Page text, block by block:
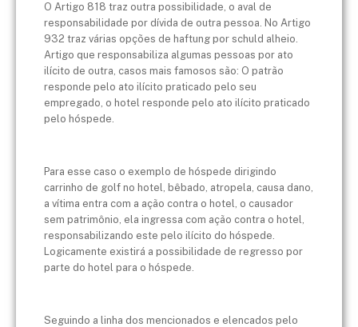
O Artigo 818 traz outra possibilidade, o aval de
responsabilidade por dívida de outra pessoa. No Artigo
932 traz várias opções de haftung por schuld alheio.
Artigo que responsabiliza algumas pessoas por ato
ilícito de outra, casos mais famosos são: O patrão
responde pelo ato ilícito praticado pelo seu
empregado, o hotel responde pelo ato ilícito praticado
pelo hóspede.
Para esse caso o exemplo de hóspede dirigindo
carrinho de golf no hotel, bêbado, atropela, causa dano,
a vítima entra com a ação contra o hotel, o causador
sem patrimônio, ela ingressa com ação contra o hotel,
responsabilizando este pelo ilícito do hóspede.
Logicamente existirá a possibilidade de regresso por
parte do hotel para o hóspede.
Seguindo a linha dos mencionados e elencados pelo